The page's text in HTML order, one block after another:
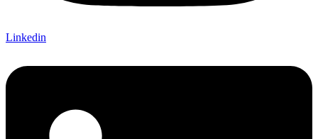
Linkedin